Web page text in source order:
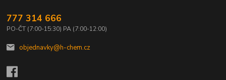
777 314 666
PO-ČT (7:00-15:30) PA (7:00-12:00)
objednavky@h-chem.cz